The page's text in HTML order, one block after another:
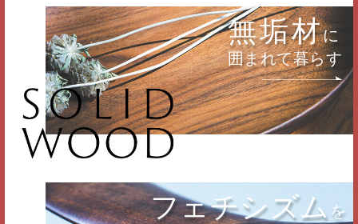
無垢材に
囲まれて暮らす
フェチシズム を